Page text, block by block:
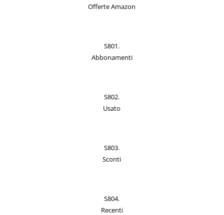
Offerte Amazon
S801.
Abbonamenti
S802.
Usato
S803.
Sconti
S804.
Recenti